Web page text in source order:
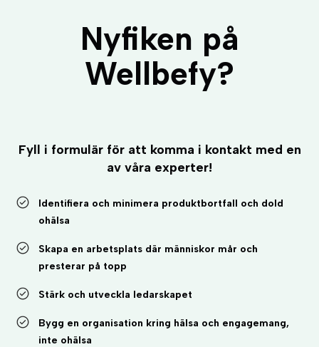
Nyfiken på
Wellbefy?
Fyll i formulär för att komma i kontakt med en
av våra experter!
Identifiera och minimera produktbortfall och dold
ohälsa
Skapa en arbetsplats där människor mår och
presterar på topp
Stärk och utveckla ledarskapet
Bygg en organisation kring hälsa och engagemang,
inte ohälsa